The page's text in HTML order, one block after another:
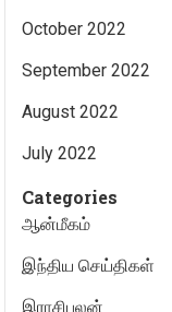
October 2022
September 2022
August 2022
July 2022
Categories
ஆன்மீகம்
இந்திய செய்திகள்
இராசிபலன்